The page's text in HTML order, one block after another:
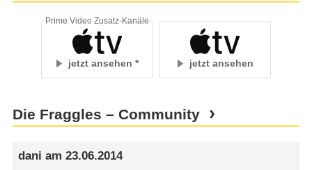
jetzt ansehen
Prime Video Zusatz-Kanäle
jetzt ansehen
Die Fraggles – Community
dani am23.06.2014